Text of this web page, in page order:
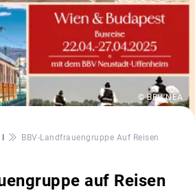
© BBV NEA
BBV-Landfrauengruppe Auf Reisen
auf Reisen